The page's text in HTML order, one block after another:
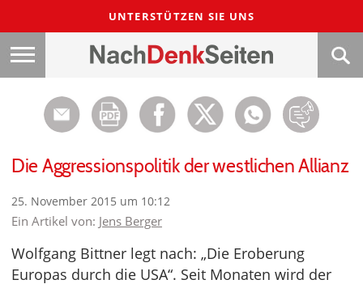
UNTERSTÜTZEN SIE UNS
Die Aggressionspolitik der westlichen Allianz
25. November 2015 um 10:12
Ein Artikel von: Jens Berger
Wolfgang Bittner legt nach: „Die Eroberung
Europas durch die USA“. Seit Monaten wird der